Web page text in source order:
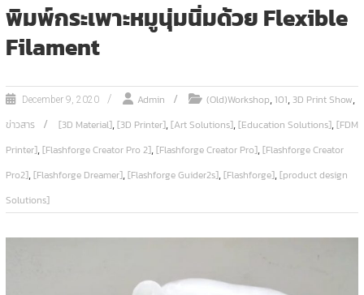
พิมพ์กระเพาะหมูนุ่มนิ่มด้วย Flexible
Filament
December 9, 2020 Admin (Old)Workshop,101,3D Print Show,
ข่าวสาร [3D Material],[3D Printer],[Art Solutions],[Education Solutions],[FDM
Printer],[Flashforge Creator Pro 2],[Flashforge Creator Pro],[Flashforge Creator
Pro2],[Flashforge Dreamer],[Flashforge Guider2s],[Flashforge],[product design
Solutions]